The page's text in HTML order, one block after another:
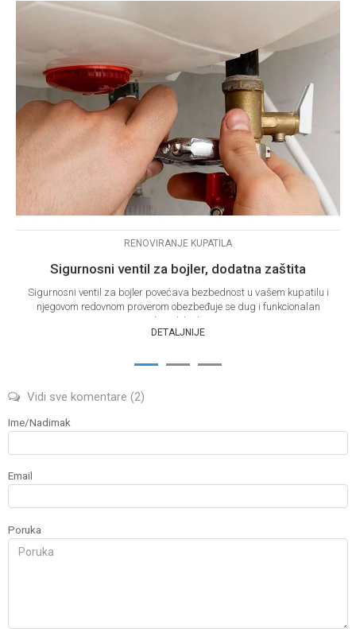
RENOVIRANJE KUPATILA
Sigurnosni ventil za bojler, dodatna zaštita
Sigurnosni ventil za bojler povećava bezbednost u vašem kupatilu i
njegovom redovnom proverom obezbeđuje se dug i funkcionalan
radni vek bojlera.
DETALJNIJE
1 2 3
Vidi sve komentare (2)
Ime/Nadimak
Email
Poruka